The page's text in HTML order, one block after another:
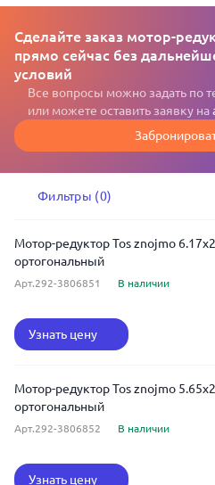
Сделайте заказ мотор-
прямо сейчас без
условий
Все вопросы можно задать по
или можете оставить заявку на
Фильтры (0)
Мотор-редуктор Tos znojmo
ортогональный
Арт.292-3806851 В наличии
Узнать цену
Мотор-редуктор Tos znojmo
ортогональный
Арт.292-3806852 В наличии
Узнать цену